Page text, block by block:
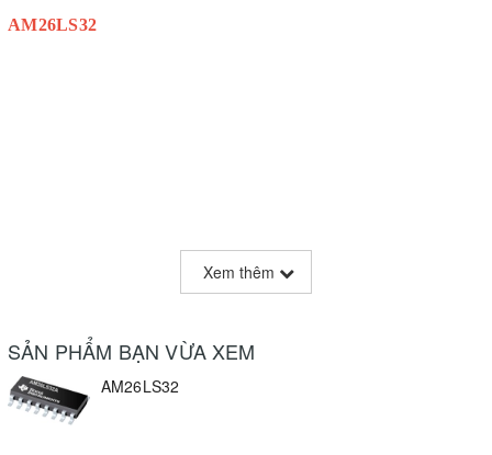
AM26LS32
Xem thêm
SẢN PHẨM BẠN VỪA XEM
AM26LS32